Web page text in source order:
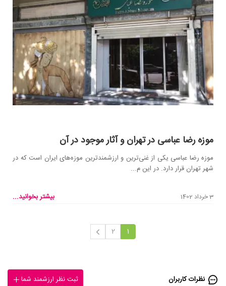
موزه رضا عباسی در تهران و آثار موجود در آن
موزه رضا عباسی یکی از غنی‌ترین و ارزشمند‌ترین موزه‌های ایران است که در
شهر تهران قرار دارد. در این م...
3 خرداد 1402 بیشتر بخوانید...
1
2
نظرات کاربران ثبت نظر ارزشمند شما